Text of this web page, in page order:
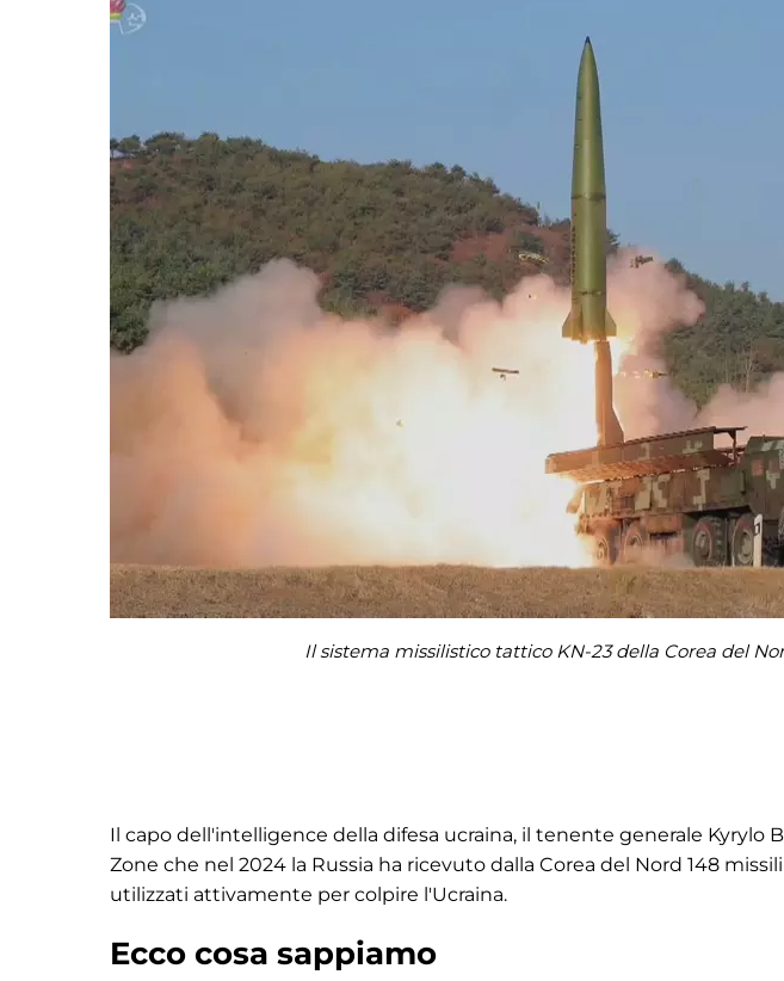
Il sistema missilistico tattico KN-23 della Corea del
Il capo dell'intelligence della difesa ucraina, il tenente generale Kyrylo
Zone che nel 2024 la Russia ha ricevuto dalla Corea del Nord 148
utilizzati attivamente per colpire l'Ucraina.
Ecco cosa sappiamo